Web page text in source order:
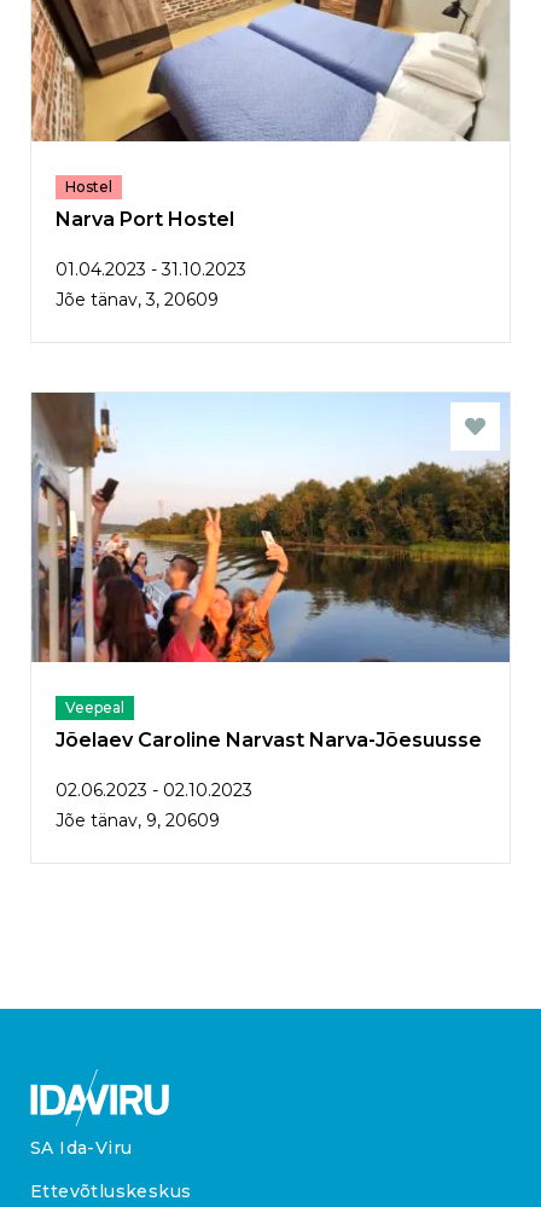
Hostel
Narva Port Hostel
01.04.2023 - 31.10.2023
Jõe tänav, 3, 20609
Veepeal
Jõelaev Caroline Narvast Narva-Jõesuusse
02.06.2023 - 02.10.2023
Jõe tänav, 9, 20609
SA Ida-Viru
Ettevõtluskeskus